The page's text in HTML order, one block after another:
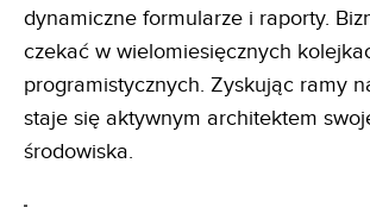
dynamiczne formularze i raporty.
czekać w wielomiesięcznych
programistycznych. Zyskując ramy
staje się aktywnym architektem
środowiska.